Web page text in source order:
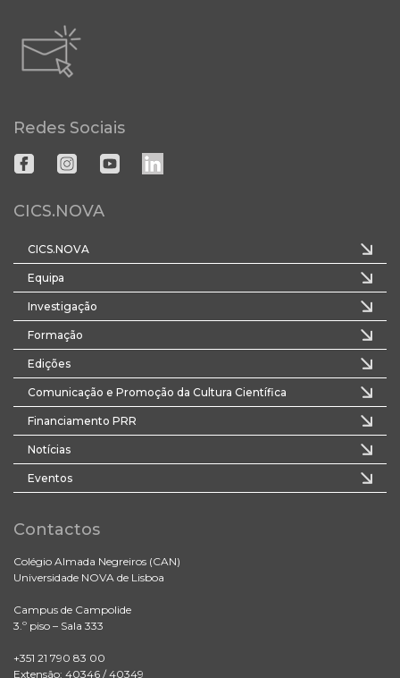
Redes Sociais
CICS.NOVA
CICS.NOVA
Equipa
Investigação
Formação
Edições
Comunicação e Promoção da Cultura Científica
Financiamento PRR
Notícias
Eventos
Contactos
Colégio Almada Negreiros (CAN)
Universidade NOVA de Lisboa
Campus de Campolide
3.º piso – Sala 333
+351 21 790 83 00
Extensão: 40346 / 40349